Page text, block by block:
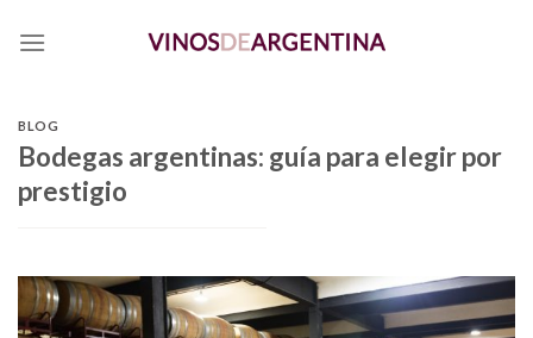
BLOG
Bodegas argentinas: guía para elegir por
prestigio